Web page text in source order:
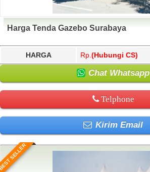
Harga Tenda Gazebo Surabaya
HARGA Rp. (Hubungi CS)
Chat Whatsapp
Telphone
Kirim Email
SELLER